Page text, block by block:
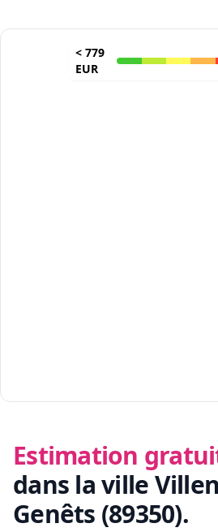
< 779
EUR
Estimation
dans la ville
Genêts (89350).